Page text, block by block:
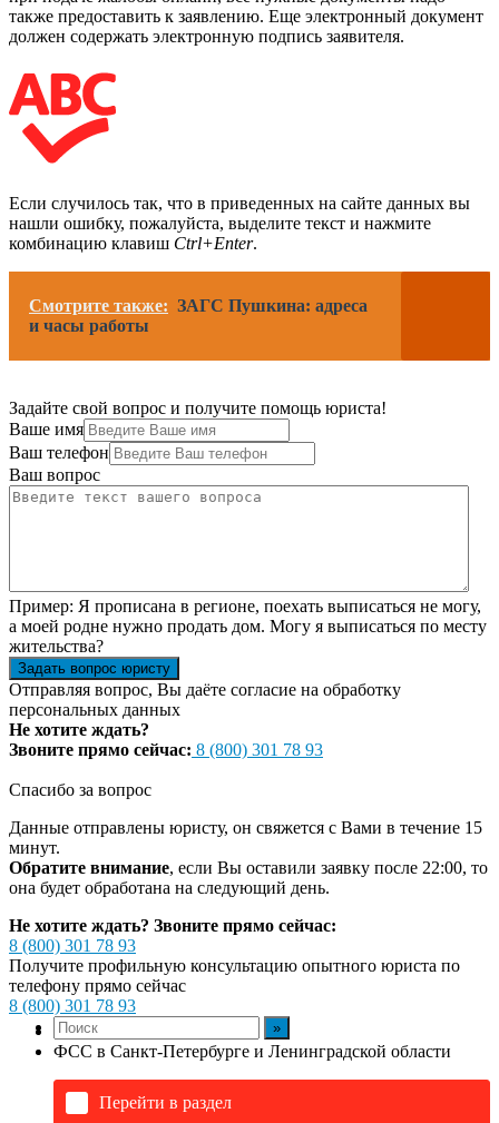
также предоставить к заявлению. Еще электронный документ
должен содержать электронную подпись заявителя.
Если случилось так, что в приведенных на сайте данных вы
нашли ошибку, пожалуйста, выделите текст и нажмите
комбинацию клавиш Ctrl+Enter.
Смотрите также: ЗАГС Пушкина: адреса
и часы работы
Задайте свой вопрос и получите помощь юриста!
Ваше имя
Ваш телефон
Ваш вопрос
Пример: Я прописана в регионе, поехать выписаться не могу,
а моей родне нужно продать дом. Могу я выписаться по месту
жительства?
Задать вопрос юристу
Отправляя вопрос, Вы даёте согласие на обработку
персональных данных
Не хотите ждать?
Звоните прямо сейчас: 8 (800) 301 78 93
Спасибо за вопрос
Данные отправлены юристу, он свяжется с Вами в течение 15
минут.
Обратите внимание, если Вы оставили заявку после 22:00, то
она будет обработана на следующий день.
Не хотите ждать? Звоните прямо сейчас:
8 (800) 301 78 93
Получите профильную консультацию опытного юриста по
телефону прямо сейчас
8 (800) 301 78 93
ФСС в Санкт-Петербурге и Ленинградской области
Перейти в раздел